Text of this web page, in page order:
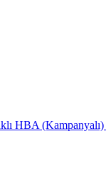
HBA (Kampanyalı)